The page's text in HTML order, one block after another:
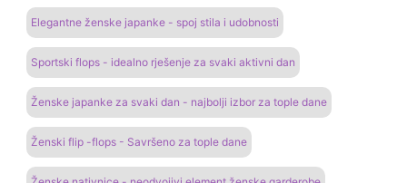
Elegantne ženske japanke - spoj stila i udobnosti
Sportski flops - idealno rješenje za svaki aktivni dan
Ženske japanke za svaki dan - najbolji izbor za tople dane
Ženski flip -flops - Savršeno za tople dane